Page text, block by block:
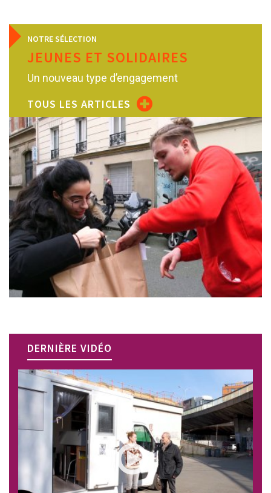
NOTRE SÉLECTION
JEUNES ET SOLIDAIRES
Un nouveau type d’engagement
TOUS LES ARTICLES
DERNIÈRE VIDÉO